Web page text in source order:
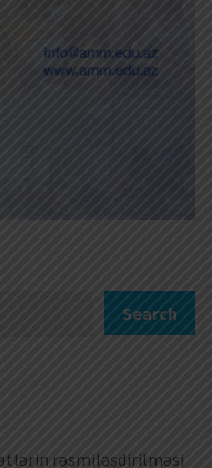
Search
rəsmiləşdirilməsi